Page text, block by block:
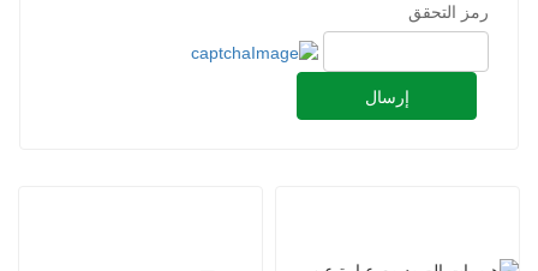
رمز التحقق
إرسال